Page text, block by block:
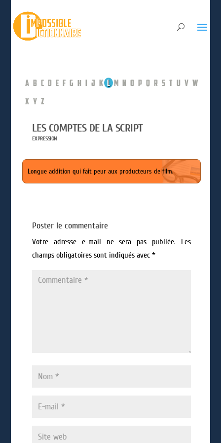
A B C D E F G H I J K L M N O P Q R S T U V W
X Y Z
LES COMPTES DE LA SCRIPT
EXPRESSION
Longue addition qui fait peur aux producteurs de film.
Poster le commentaire
Votre adresse e-mail ne sera pas publiée.
Les
champs obligatoires sont indiqués avec *